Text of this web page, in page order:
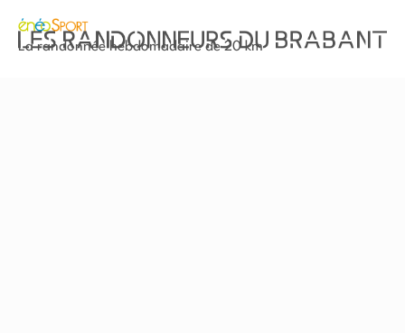
La randonnée hebdomadaire de 20 km